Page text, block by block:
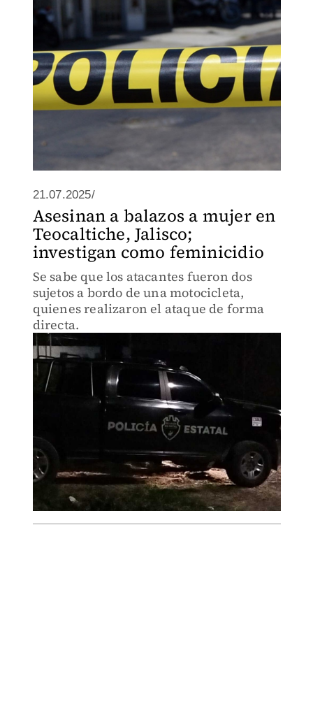
21.07.2025/
Asesinan a balazos a mujer en
Teocaltiche, Jalisco;
investigan como feminicidio
Se sabe que los atacantes fueron dos
sujetos a bordo de una motocicleta,
quienes realizaron el ataque de forma
directa.